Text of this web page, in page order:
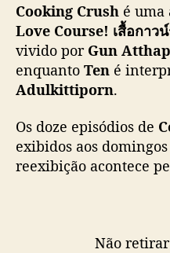
“Cooking Crush อา
ทุกวันอาทิตย์ เวลา
ดูย้อนหลังแบบ Uncut
เริ่ม 26 พฤศจิกายน
pic.twitter.com/
— GMMTV
Cooking Crush é uma
Love Course! เสื้อกาว
vivido por Gun
enquanto Ten é
Adulkittiporn.
Os doze episódios de
exibidos aos
reexibição acontece
Não